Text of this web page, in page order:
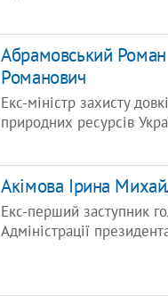
Абрамовський Роман
Романович
Екс-міністр захисту
природних ресурсів
Акімова Ірина
Екс-перший заступник
Адміністрації